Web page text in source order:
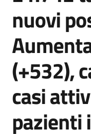
comunicazione
Seguici
su
nuovi
(+532),
casi
pazienti